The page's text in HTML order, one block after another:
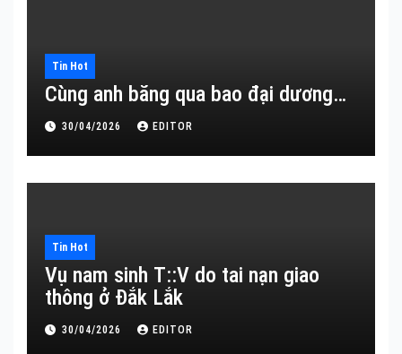
Tin Hot
Cùng anh băng qua bao đại dương…
30/04/2026 EDITOR
Tin Hot
Vụ nam sinh T::V do tai nạn giao
thông ở Đắk Lắk
30/04/2026 EDITOR